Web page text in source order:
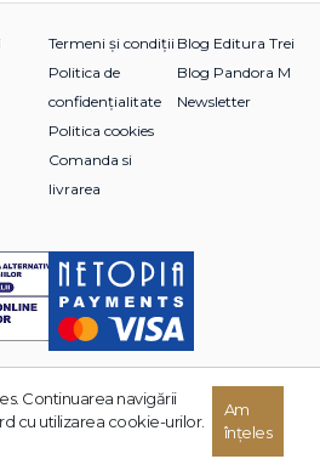
Termeni și condiții
Politica de
confidențialitate
Politica cookies
Comanda si
livrarea
Blog Editura Trei
Blog Pandora M
Newsletter
TREI. Toate drepturile rezervate.
Continuarea navigării
cu utilizarea cookie-urilor.
Am
înțeles